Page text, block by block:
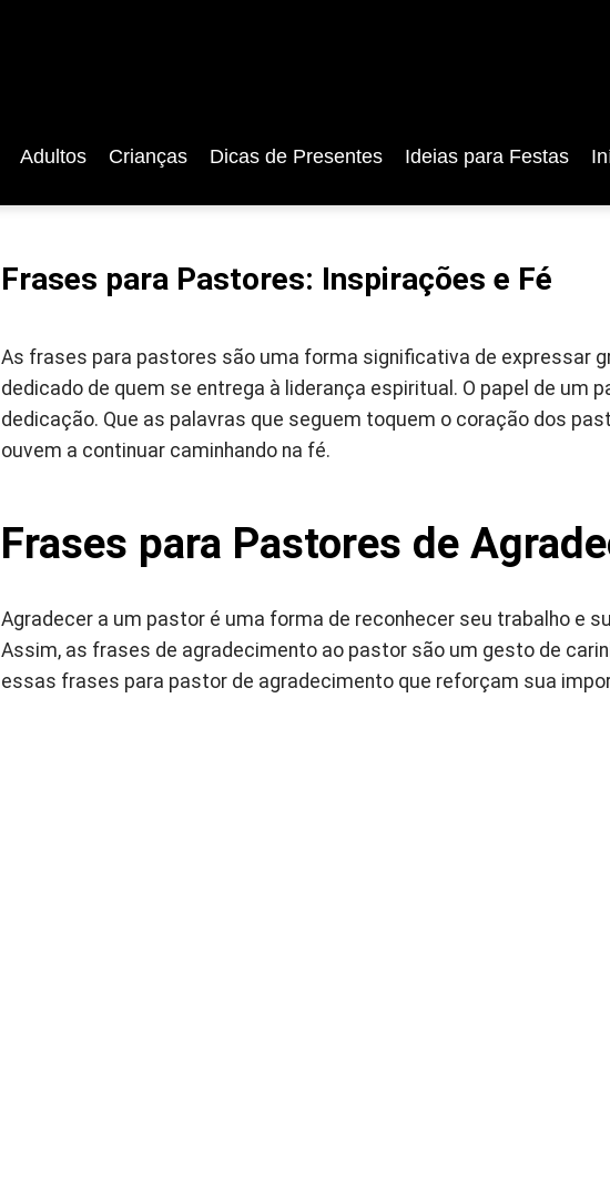
Adultos Crianças Dicas de Presentes Ideias para Festas
Frases para Pastores: Inspirações e Fé
As frases para pastores são uma forma significativa de expressar
dedicado de quem se entrega à liderança espiritual. O papel de um
dedicação. Que as palavras que seguem toquem o coração dos
ouvem a continuar caminhando na fé.
Frases para Pastores de
Agradecer a um pastor é uma forma de reconhecer seu trabalho e
Assim, as frases de agradecimento ao pastor são um gesto de
essas frases para pastor de agradecimento que reforçam sua